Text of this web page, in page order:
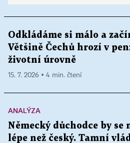
Odkládáme si málo a
Většině Čechů hrozí v
životní úrovně
15. 7. 2026 ▪ 4 min. čtení
ANALÝZA
Německý důchodce by
lépe než český. Tamní